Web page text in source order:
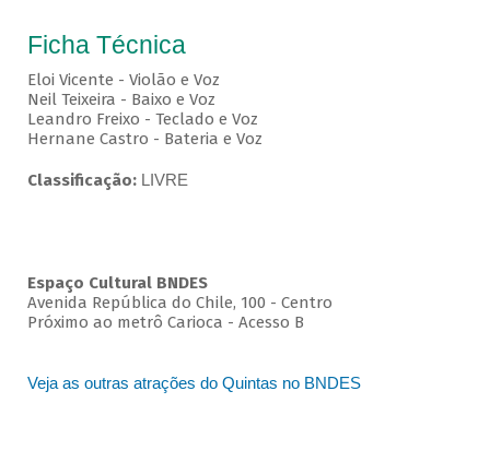
Ficha Técnica
Eloi Vicente - Violão e Voz
Neil Teixeira - Baixo e Voz
Leandro Freixo - Teclado e Voz
Hernane Castro - Bateria e Voz
Classificação: LIVRE
Espaço Cultural BNDES
Avenida República do Chile, 100 - Centro
Próximo ao metrô Carioca - Acesso B
Veja as outras atrações do Quintas no BNDES